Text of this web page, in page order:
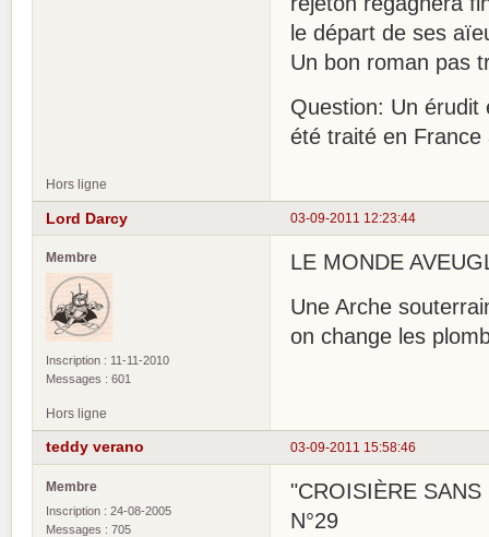
le départ de ses
Un bon roman pas
Question: Un érudit
été traité en
Hors ligne
03-09-2011 12:23:44
Lord Darcy
Membre
Inscription : 11-11-2010
Messages : 601
LE MONDE
Une Arche
on change les
Hors ligne
03-09-2011 15:58:46
teddy verano
Membre
Inscription : 24-08-2005
Messages : 705
"CROISIÈRE
N°29